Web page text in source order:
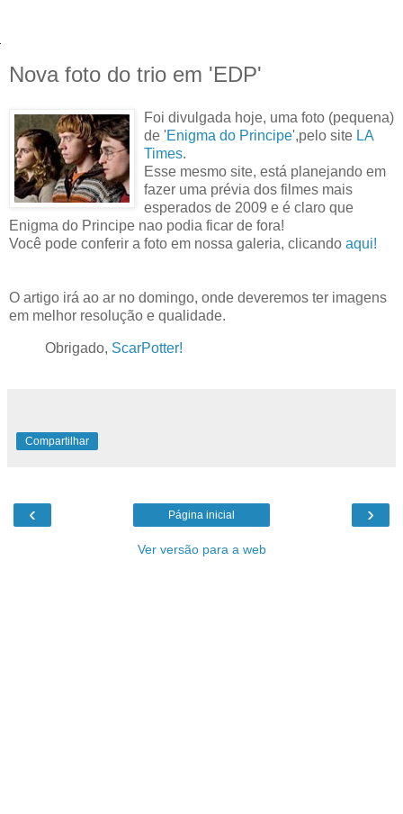
Nova foto do trio em 'EDP'
Foi divulgada hoje, uma foto (pequena)
de 'Enigma do Principe',pelo site LA
Times.
Esse mesmo site, está planejando em
fazer uma prévia dos filmes mais
esperados de 2009 e é claro que
Enigma do Principe nao podia ficar de fora!
Você pode conferir a foto em nossa galeria, clicando aqui!
O artigo irá ao ar no domingo, onde deveremos ter imagens
em melhor resolução e qualidade.
Obrigado, ScarPotter!
Compartilhar
‹ ›
Página inicial
Ver versão para a web